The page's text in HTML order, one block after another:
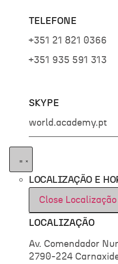
TELEFONE
+351 21 821 0366
+351 935 591 313
SKYPE
world.academy.pt
LOCALIZAÇÃO E
Close
LOCALIZAÇÃO
Av. Comendador
2790-224